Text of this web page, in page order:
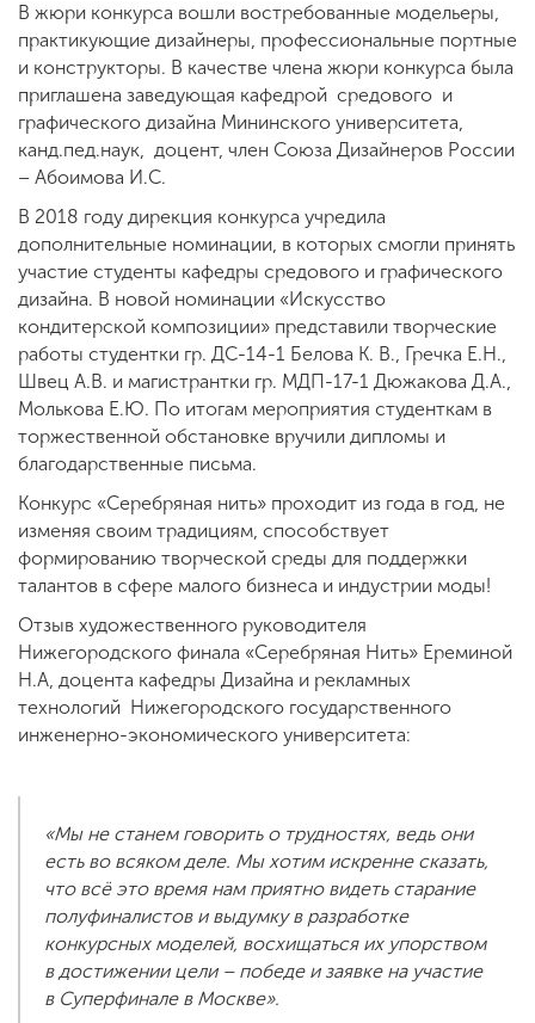
В жюри конкурса вошли востребованные модельеры,
практикующие дизайнеры, профессиональные портные
и конструкторы. В качестве члена жюри конкурса была
приглашена заведующая кафедрой средового и
графического дизайна Мининского университета,
канд.пед.наук, доцент, член Союза Дизайнеров России
– Абоимова И.С.
В 2018 году дирекция конкурса учредила
дополнительные номинации, в которых смогли принять
участие студенты кафедры средового и графического
дизайна. В новой номинации «Искусство
кондитерской композиции» представили творческие
работы студентки гр. ДС-14-1 Белова К. В., Гречка Е.Н.,
Швец А.В. и магистрантки гр. МДП-17-1 Дюжакова Д.А.,
Молькова Е.Ю. По итогам мероприятия студенткам в
торжественной обстановке вручили дипломы и
благодарственные письма.
Конкурс «Серебряная нить» проходит из года в год, не
изменяя своим традициям, способствует
формированию творческой среды для поддержки
талантов в сфере малого бизнеса и индустрии моды!
Отзыв художественного руководителя
Нижегородского финала «Серебряная Нить» Ереминой
Н.А, доцента кафедры Дизайна и рекламных
технологий Нижегородского государственного
инженерно-экономического университета:
«Мы не станем говорить о трудностях, ведь они
есть во всяком деле. Мы хотим искренне сказать,
что всё это время нам приятно видеть старание
полуфиналистов и выдумку в разработке
конкурсных моделей, восхищаться их упорством
в достижении цели – победе и заявке на участие
в Суперфинале в Москве».